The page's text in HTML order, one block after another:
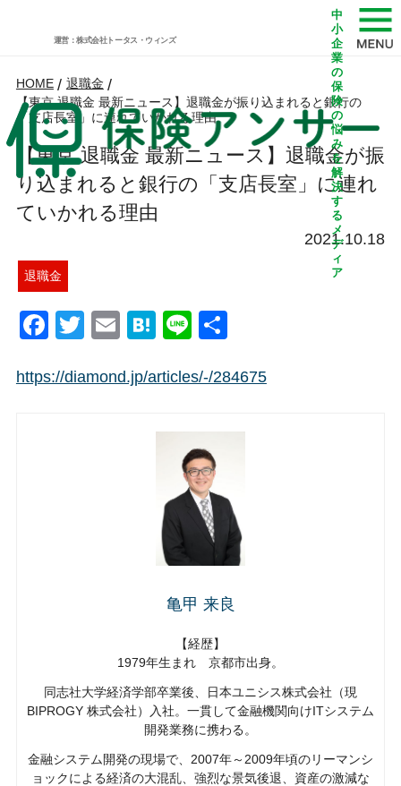
運営：株式会社トータス・ウィンズ
中
小
企
業
の
保
険
の
悩
み
を
解
決
す
る
メ
デ
ィ
ア
HOME / 退職金 /
【東京 退職金 最新ニュース】退職金が振り込まれると銀行の
「支店長室」に連れていかれる理由
【東京 退職金 最新ニュース】退職金が振
り込まれると銀行の「支店長室」に連れ
ていかれる理由
2021.10.18
退職金
Facebook
Twitter
EmailHatena
Line共
https://diamond.jp/articles/-/284675
亀甲 来良
【経歴】
1979年生まれ 京都市出身。
同志社大学経済学部卒業後、日本ユニシス株式会社（現
BIPROGY 株式会社）入社。一貫して金融機関向けITシステム
開発業務に携わる。
金融システム開発の現場で、2007年～2009年頃のリーマンシ
ョックによる経済の大混乱、強烈な景気後退、資産の激減な